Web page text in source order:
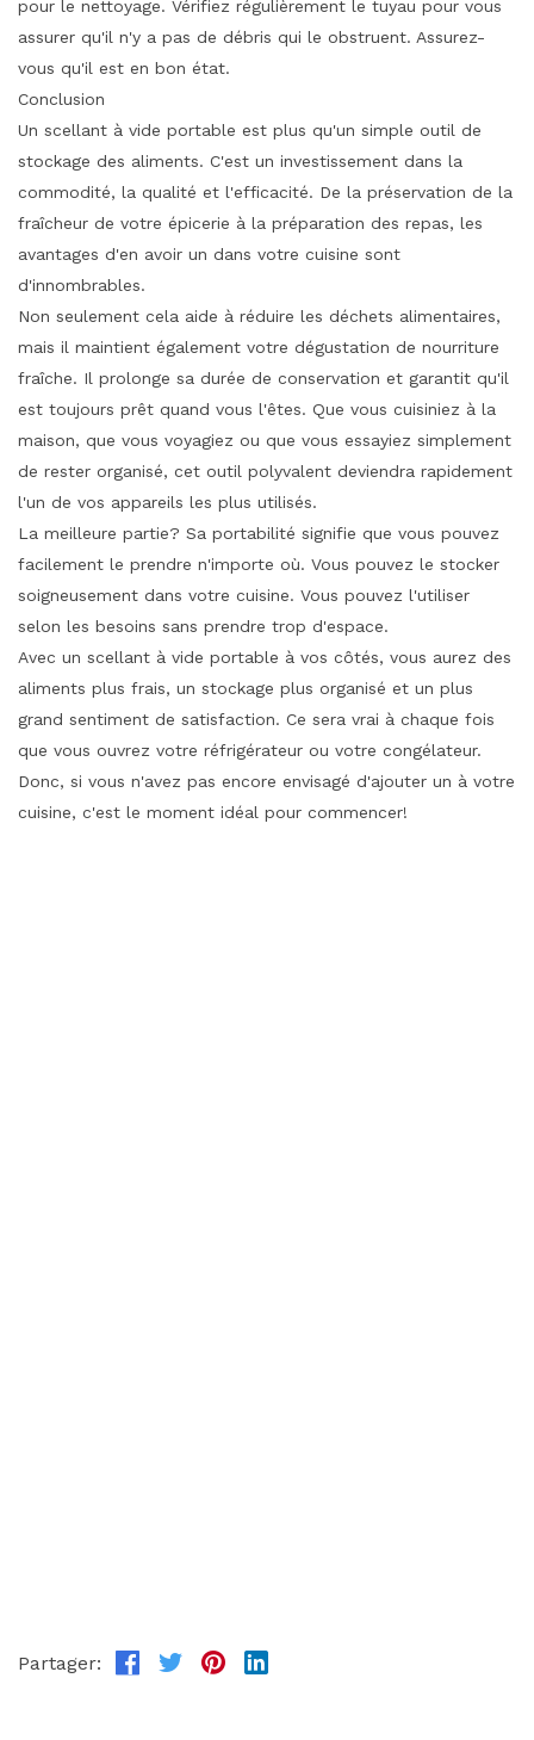
pour le nettoyage. Vérifiez régulièrement le tuyau pour vous
assurer qu'il n'y a pas de débris qui le obstruent. Assurez-
vous qu'il est en bon état.
Conclusion
Un scellant à vide portable est plus qu'un simple outil de
stockage des aliments. C'est un investissement dans la
commodité, la qualité et l'efficacité. De la préservation de la
fraîcheur de votre épicerie à la préparation des repas, les
avantages d'en avoir un dans votre cuisine sont
d'innombrables.
Non seulement cela aide à réduire les déchets alimentaires,
mais il maintient également votre dégustation de nourriture
fraîche. Il prolonge sa durée de conservation et garantit qu'il
est toujours prêt quand vous l'êtes. Que vous cuisiniez à la
maison, que vous voyagiez ou que vous essayiez simplement
de rester organisé, cet outil polyvalent deviendra rapidement
l'un de vos appareils les plus utilisés.
La meilleure partie? Sa portabilité signifie que vous pouvez
facilement le prendre n'importe où. Vous pouvez le stocker
soigneusement dans votre cuisine. Vous pouvez l'utiliser
selon les besoins sans prendre trop d'espace.
Avec un scellant à vide portable à vos côtés, vous aurez des
aliments plus frais, un stockage plus organisé et un plus
grand sentiment de satisfaction. Ce sera vrai à chaque fois
que vous ouvrez votre réfrigérateur ou votre congélateur.
Donc, si vous n'avez pas encore envisagé d'ajouter un à votre
cuisine, c'est le moment idéal pour commencer!
Partager: